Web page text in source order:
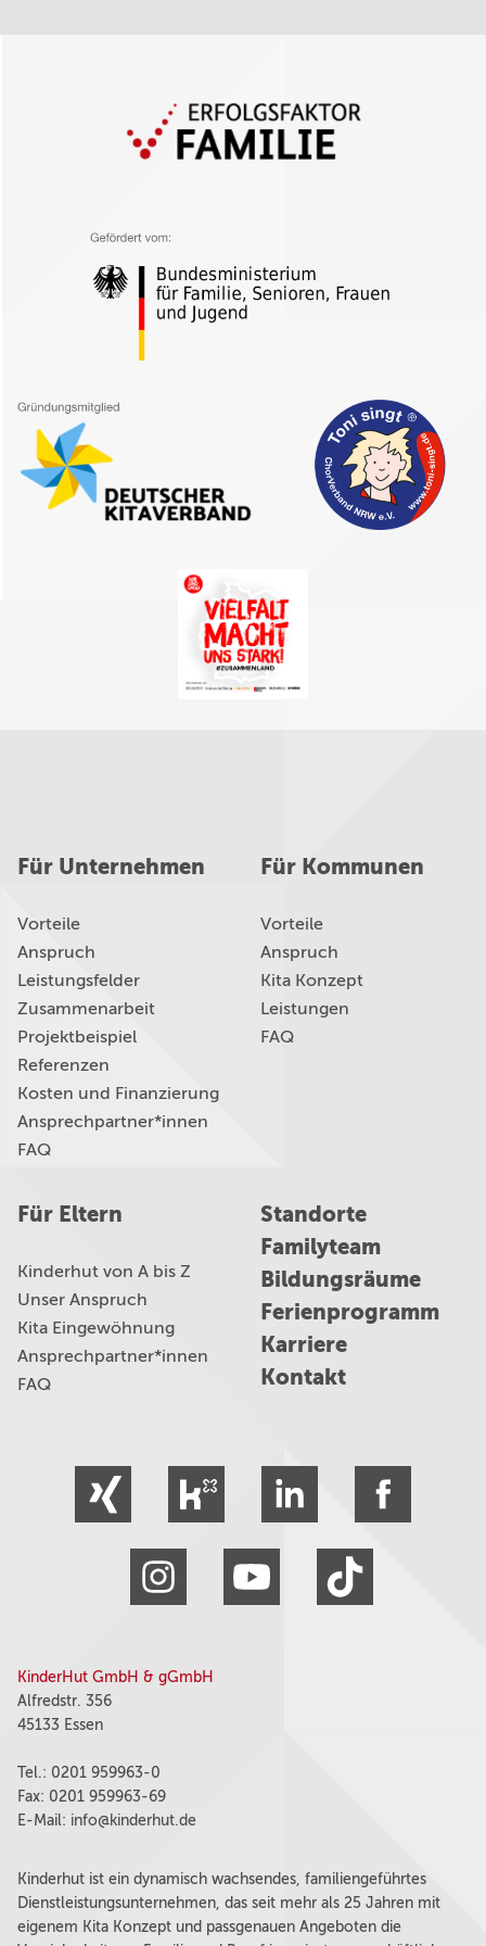
FAQ
Standorte
Familyteam
Bildungsräume
Karriere
Kontakt
Für Unternehmen
Vorteile
Anspruch
Leistungsfelder
Zusammenarbeit
Projektbeispiel
Referenzen
Kosten und Finanzierung
Ansprechpartner*innen
FAQ
Für Kommunen
Vorteile
Anspruch
Kita Konzept
Leistungen
FAQ
Für Eltern
Kinderhut von A bis Z
Unser Anspruch
Kita Eingewöhnung
Ansprechpartner*innen
FAQ
Standorte
Familyteam
Bildungsräume
Ferienprogramm
Karriere
Kontakt
KinderHut GmbH & gGmbH
Alfredstr. 356
45133 Essen
Tel.: 0201 959963-0
Fax: 0201 959963-69
E-Mail: info@kinderhut.de
Kinderhut ist ein dynamisch wachsendes, familiengeführtes
Dienstleistungsunternehmen, das seit mehr als 25 Jahren mit
eigenem Kita Konzept und passgenauen Angeboten die